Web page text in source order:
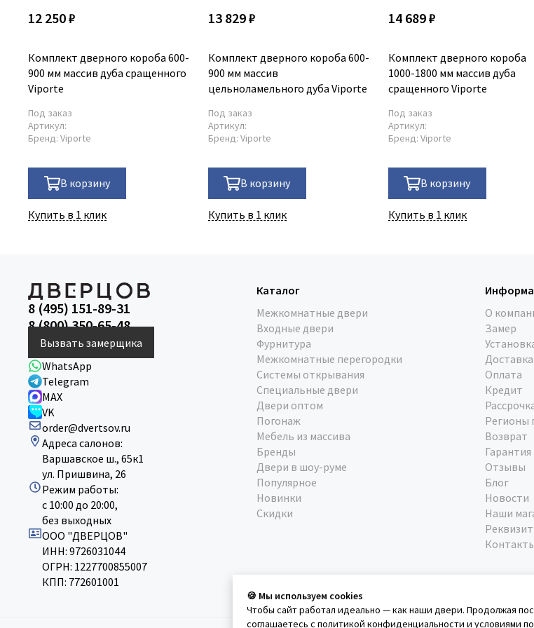
12 250 ₽
Комплект дверного короба 600-
900 мм массив дуба сращенного
Viporte
Под заказ
Артикул:
Бренд: Viporte
В корзину
Купить в 1 клик
13 829 ₽
Комплект дверного короба 600-
900 мм массив
цельноламельного дуба Viporte
Под заказ
Артикул:
Бренд: Viporte
В корзину
Купить в 1 клик
14 689 ₽
Комплект дверного короба
1000-1800 мм массив дуба
сращенного Viporte
Под заказ
Артикул:
Бренд: Viporte
В корзину
Купить в 1 клик
8 (495) 151-89-31
8 (800) 350-65-48
Вызвать замерщика
WhatsApp
Telegram
MAX
VK
order@dvertsov.ru
Адреса салонов:
Варшавское ш., 65к1
ул. Пришвина, 26
Режим работы:
с 10:00 до 20:00,
без выходных
ООО "ДВЕРЦОВ"
ИНН: 9726031044
ОГРН: 1227700855007
КПП: 772601001
Каталог
Межкомнатные двери
Входные двери
Фурнитура
Межкомнатные перегородки
Системы открывания
Специальные двери
Двери оптом
Погонаж
Мебель из массива
Бренды
Двери в шоу-руме
Популярное
Новинки
Скидки
О
Замер
Доставка
Оплата
Кредит
Регионы
Возврат
Гарантия
Отзывы
Блог
Новости
Наши
🍪 Мы используем cookies
Чтобы сайт работал идеально — как наши двери. Продолжая
соглашаетесь с политикой конфиденциальности и условиями